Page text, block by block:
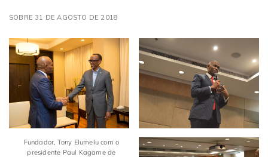
SOBRE 31 DE AGOSTO DE 2018
Fundador, Tony Elumelu com o
presidente Paul Kagame de